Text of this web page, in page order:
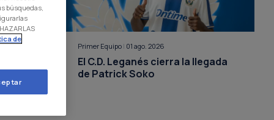
Primer Equipo | 01 ago. 2026
El C.D. Leganés cierra la llegada
de Patrick Soko
búsquedas,
de